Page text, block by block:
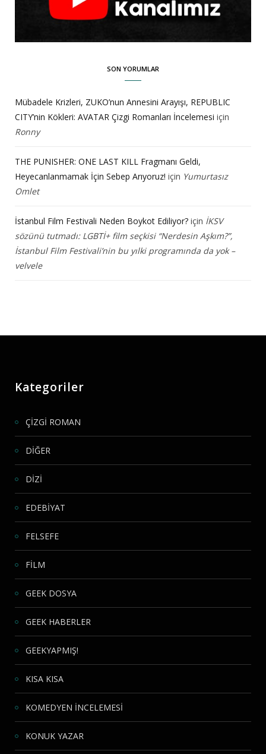
SON YORUMLAR
Mübadele Krizleri, ZUKO’nun Annesini Arayışı, REPUBLIC
CITY’nin Kökleri: AVATAR Çizgi Romanları İncelemesi için
Ronny
THE PUNISHER: ONE LAST KILL Fragmanı Geldi,
Heyecanlanmamak İçin Sebep Arıyoruz! için Yumurtasız
Omlet
İstanbul Film Festivali Neden Boykot Ediliyor? için İKSV
sözünü tutmadı: LGBTİ+ film seçkisi “Nerdesin Aşkım?”,
İstanbul Film Festivali’nin bu yılki programında da yok –
velvele
Kategoriler
ÇİZGİ ROMAN
DİĞER
DİZİ
EDEBİYAT
FELSEFE
FİLM
GEEK DOSYA
GEEK HABERLER
GEEKYAPMIŞ!
KISA KISA
KOMEDYEN İNCELEMESİ
KONUK YAZAR